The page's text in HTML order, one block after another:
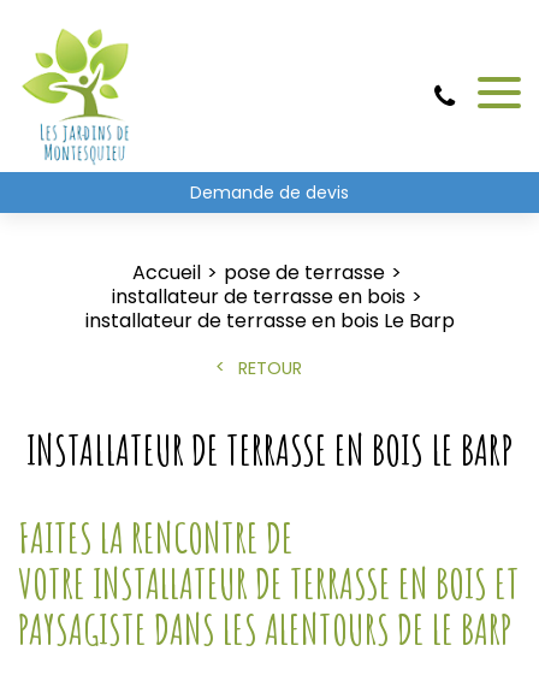
Demande de devis
Accueil
pose de terrasse
installateur de terrasse en bois
installateur de terrasse en bois Le Barp
RETOUR
INSTALLATEUR DE TERRASSE EN BOIS LE BARP
FAITES LA RENCONTRE DE
VOTRE INSTALLATEUR DE TERRASSE EN BOIS ET
PAYSAGISTE DANS LES ALENTOURS DE LE BARP